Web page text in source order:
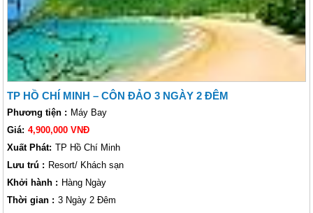
TP HỒ CHÍ MINH – CÔN ĐẢO 3 NGÀY 2 ĐÊM
Phương tiện : Máy Bay
Giá: 4,900,000 VNĐ
Xuất Phát: TP Hồ Chí Minh
Lưu trú : Resort/ Khách sạn
Khởi hành : Hàng Ngày
Thời gian : 3 Ngày 2 Đêm